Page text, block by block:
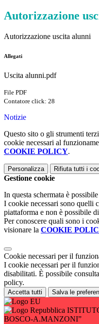
Autorizzazione
Autorizzazione uscita alunni
Allegati
Uscita alunni.pdf
File PDF
Contatore click: 28
Notizie
Questo sito o gli strumenti
cookie necessari al
COOKIE POLICY.
Personalizza Rifiuta tutti i
Gestione cookie
In questa schermata è
I cookie necessari sono quelli
piattaforma e non è possibile
Per conoscere quali sono i
visionare la COOKIE
Cookie necessari per il
I cookie necessari per il
disabilitati. È possibile
policy.
Accetta tutti Salva le
BOSCO-A.MANZONI”